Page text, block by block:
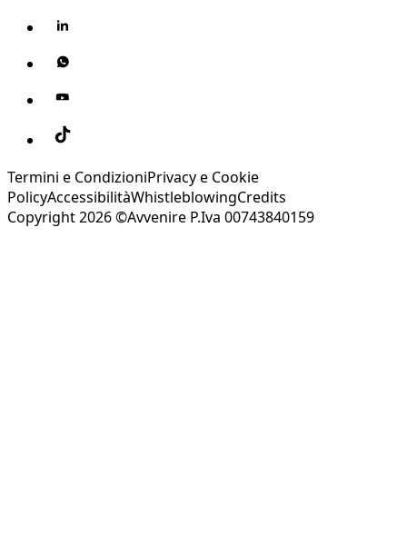
Termini e CondizioniPrivacy e Cookie
PolicyAccessibilitàWhistleblowingCredits
Copyright 2026 ©Avvenire P.Iva 00743840159